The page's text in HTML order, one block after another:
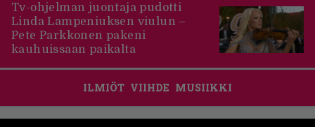
Tv-ohjelman juontaja pudotti
Linda Lampeniuksen viulun –
Pete Parkkonen pakeni
kauhuissaan paikalta
ILMIÖT VIIHDE MUSIIKKI